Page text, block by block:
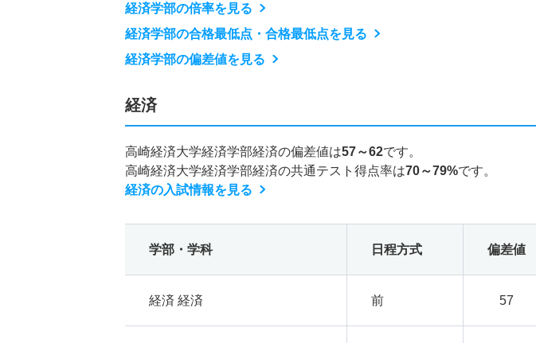
経済学部の倍率を見る
経済学部の合格最低点・合格最低点を見る
経済学部の偏差値を見る
経済
高崎経済大学経済学部経済の偏差値は57～62です。
高崎経済大学経済学部経済の共通テスト得点率は70～79%です。
経済の入試情報を見る
学部・学科 日程方式 偏差値
経済 経済 前 57